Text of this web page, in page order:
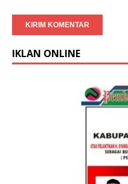
IKLAN ONLINE